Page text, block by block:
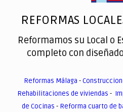
REFORMAS
Reformamos su Local o
completo con
Reformas Málaga -
Rehabilitaciones de viviendas -
de Cocinas - Reforma cuarto de